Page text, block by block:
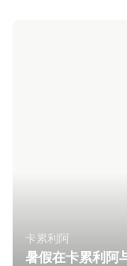
卡累利阿
暑假在卡累利阿